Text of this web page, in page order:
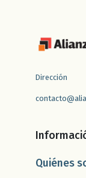
Dirección
Quiénes